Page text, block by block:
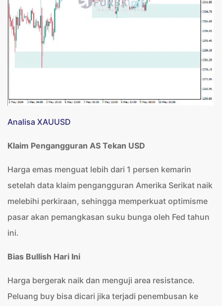
Analisa XAUUSD
Klaim Pengangguran AS Tekan USD
Harga emas menguat lebih dari 1 persen kemarin
setelah data klaim pengangguran Amerika Serikat naik
melebihi perkiraan, sehingga memperkuat optimisme
pasar akan pemangkasan suku bunga oleh Fed tahun
ini.
Bias Bullish Hari Ini
Harga bergerak naik dan menguji area resistance.
Peluang buy bisa dicari jika terjadi penembusan ke